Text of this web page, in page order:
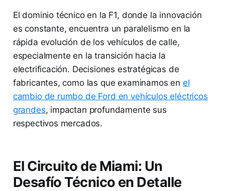
El dominio técnico en la F1, donde la innovación
es constante, encuentra un paralelismo en la
rápida evolución de los vehículos de calle,
especialmente en la transición hacia la
electrificación. Decisiones estratégicas de
fabricantes, como las que examinamos en el
cambio de rumbo de Ford en vehículos eléctricos
grandes, impactan profundamente sus
respectivos mercados.
El Circuito de Miami: Un
Desafío Técnico en Detalle